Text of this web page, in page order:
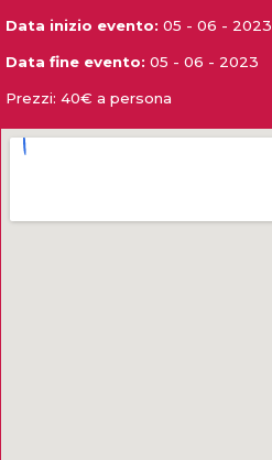
Data inizio evento: 05 - 06 - 2023
Data fine evento: 05 - 06 - 2023
Prezzi: 40€ a persona